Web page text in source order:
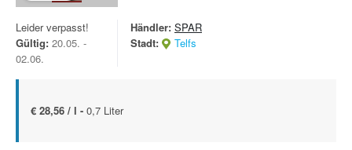
Leider verpasst!
Gültig: 20.05. -
02.06.
Händler: SPAR
Stadt:
Telfs
€ 28,56 / l - 0,7 Liter